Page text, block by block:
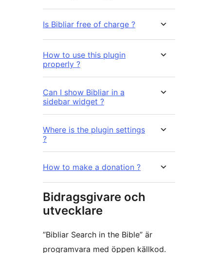
Is Bibliar free of charge ?
How to use this plugin
properly ?
Can I show Bibliar in a
sidebar widget ?
Where is the plugin settings
?
How to make a donation ?
Bidragsgivare och
utvecklare
”Bibliar Search in the Bible” är
programvara med öppen källkod.